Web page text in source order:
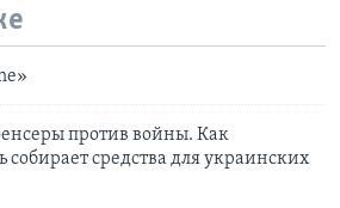
против войны. Как
собирает средства для украинских